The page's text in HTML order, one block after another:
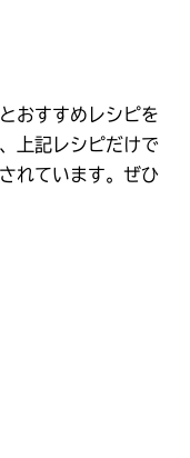
おすすめレシピを
上記レシピだけで
れています。ぜひ